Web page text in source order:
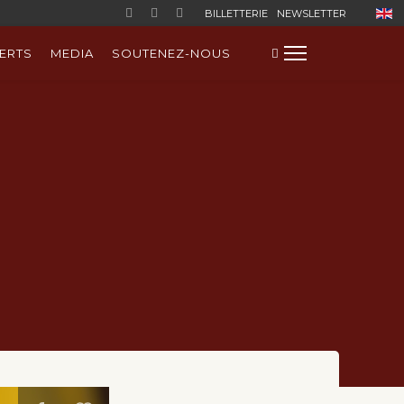
BILLETTERIE NEWSLETTER
MEDIA SOUTENEZ-NOUS